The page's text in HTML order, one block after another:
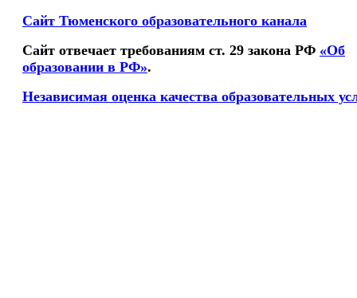
Сайт Тюменского образовательного канала
Сайт отвечает требованиям ст. 29 закона РФ «Об
образовании в РФ».
Независимая оценка качества образовательных